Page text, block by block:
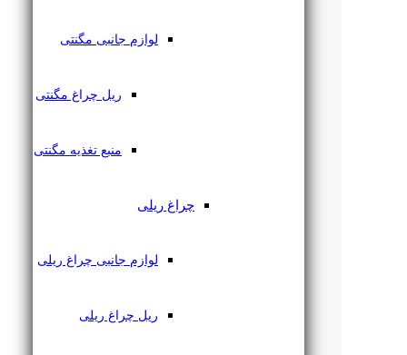
لوازم جانبی مگنتی
ریل چراغ مگنتی
منبع تغذیه مگنتی
چراغ ریلی
لوازم جانبی چراغ ریلی
ریل چراغ ریلی